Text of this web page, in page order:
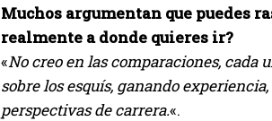
Muchos argumentan que puedes
realmente a donde quieres ir?
«No creo en las comparaciones, cada
sobre los esquís, ganando
perspectivas de carrera.«.